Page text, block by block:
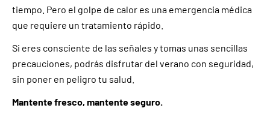
tiempo. Pero el golpe de calor es una emergencia médica
que requiere un tratamiento rápido.
Si eres consciente de las señales y tomas unas sencillas
precauciones, podrás disfrutar del verano con seguridad,
sin poner en peligro tu salud.
Mantente fresco, mantente seguro.